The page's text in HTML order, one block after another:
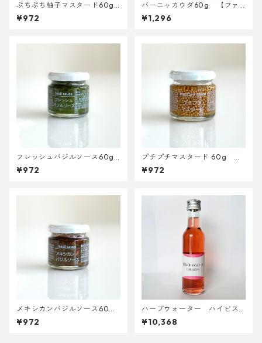
ぷちぷち柚子マスタード60g
【ファインド・ニューズ】
【3,980円以上送料無料】（添
¥972
バーニャカウダ60g 【ファ
インド・ニューズ】【3,980円
以上送料無料】（添加物、保
¥1,296
フレッシュバジルソース60g
【ファインド・ニューズ】
【3,980円以上送料無料】（添
¥972
プチプチマスタード 60g
【ファインド・ニューズ】【3,
980円以上送料無料】（添加
¥972
メキシカンバジルソース60
ｇ 【ファインド・ニュー
ズ】【3,980円以上送料無料】
¥972
ハーブウォーター ハイビス
カス 180ml×20本入（※こち
らはケース販売となります）
¥10,368